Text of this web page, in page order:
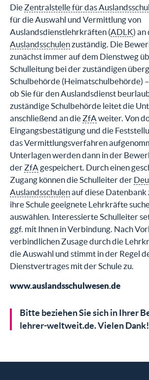
Die Zentralstelle für das
für die Auswahl und Vermittlung von
Auslandsdienstlehrkräften (ADLK) an
Auslandsschulenzuständig. Die
zunächst immer auf dem Dienstweg
Schulleitung bei der zuständigen
Schulbehörde (Heimatschulbehörde)
ob Sie für den Auslandsdienst
zuständige Schulbehörde leitet die
anschließend an die ZfA weiter. Von
Eingangsbestätigung und die
das Vermittlungsverfahren
Unterlagen werden dann in der
der ZfA gespeichert. Durch einen
Zugang können die Schulleiter der
Auslandsschulenauf diese
ihre Schule geeignete Lehrkräfte
auswählen. Interessierte Schulleiter
ggf. mit Ihnen in Verbindung. Nach
verbindlichen Zusage durch die
die Auswahl und stimmt in der Regel
Dienstvertrages mit der Schule zu.
www.auslandsschulwesen.de
Bitte beziehen Sie sich in Ihrer
lehrer-weltweit.de. Vielen Dank!